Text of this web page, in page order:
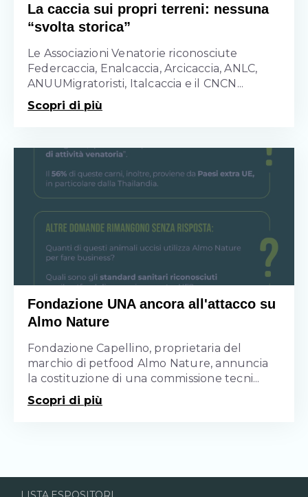
La caccia sui propri terreni: nessuna
“svolta storica”
Le Associazioni Venatorie riconosciute
Federcaccia, Enalcaccia, Arcicaccia, ANLC,
ANUUMigratoristi, Italcaccia e il CNCN...
Scopri di più
Fondazione UNA ancora all'attacco su
Almo Nature
Fondazione Capellino, proprietaria del
marchio di petfood Almo Nature, annuncia
la costituzione di una commissione tecni...
Scopri di più